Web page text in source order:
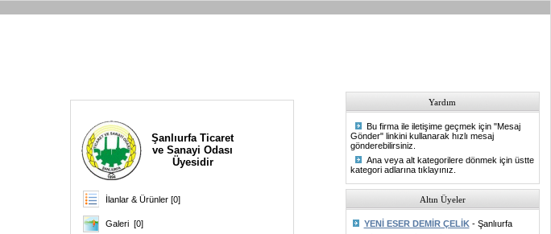
Şanlıurfa Ticaret
ve Sanayi Odası
Üyesidir
İlanlar & Ürünler [0]
Galeri [0]
Yardım
Bu firma ile iletişime geçmek için "Mesaj
Gönder" linkini kullanarak hızlı mesaj
gönderebilirsiniz.
Ana veya alt kategorilere dönmek için üstte
kategori adlarına tıklayınız.
Altın Üyeler
YENİ ESER DEMİR ÇELİK- Şanlıurfa